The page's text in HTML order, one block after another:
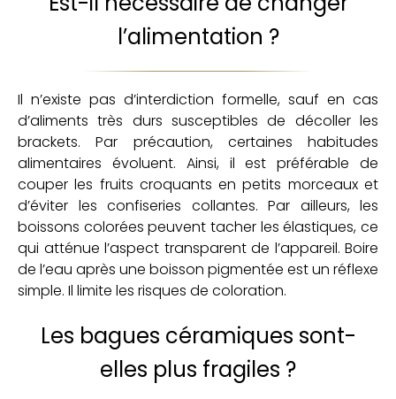
l’alimentation ?
Il n’existe pas d’interdiction formelle, sauf en cas
d’aliments très durs susceptibles de décoller les
brackets. Par précaution, certaines habitudes
alimentaires évoluent. Ainsi, il est préférable de
couper les fruits croquants en petits morceaux et
d’éviter les confiseries collantes. Par ailleurs, les
boissons colorées peuvent tacher les élastiques, ce
qui atténue l’aspect transparent de l’appareil. Boire
de l’eau après une boisson pigmentée est un réflexe
simple. Il limite les risques de coloration.
Les bagues céramiques sont-
elles plus fragiles ?